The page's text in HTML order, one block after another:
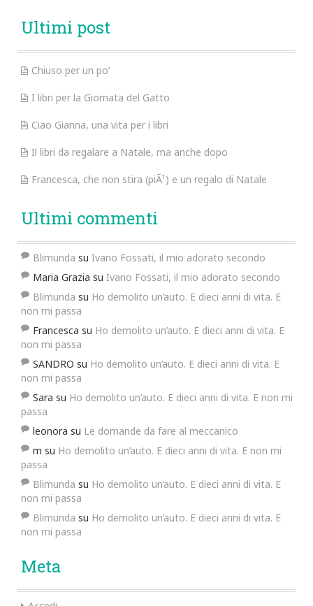
Ultimi post
Chiuso per un po’
I libri per la Giornata del Gatto
Ciao Gianna, una vita per i libri
Il libri da regalare a Natale, ma anche dopo
Francesca, che non stira (piÃ¹) e un regalo di Natale
Ultimi commenti
Blimunda su Ivano Fossati, il mio adorato secondo
Maria Grazia su Ivano Fossati, il mio adorato secondo
Blimunda su Ho demolito un’auto. E dieci anni di vita. E
non mi passa
Francesca su Ho demolito un’auto. E dieci anni di vita. E
non mi passa
SANDRO su Ho demolito un’auto. E dieci anni di vita. E
non mi passa
Sara su Ho demolito un’auto. E dieci anni di vita. E non mi
passa
leonora su Le domande da fare al meccanico
m su Ho demolito un’auto. E dieci anni di vita. E non mi
passa
Blimunda su Ho demolito un’auto. E dieci anni di vita. E
non mi passa
Blimunda su Ho demolito un’auto. E dieci anni di vita. E
non mi passa
Meta